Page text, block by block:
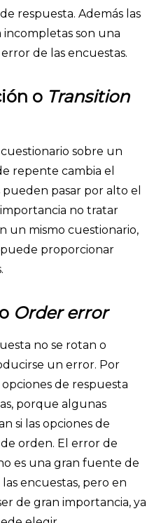
respuesta. Además las
incompletas son una
de las encuestas.
o Transition
sobre un
repente cambia el
pasar por alto el
no tratar
un mismo cuestionario,
proporcionar
Order error
no se rotan o
un error. Por
de respuesta
porque algunas
si las opciones de
orden. El error de
es una gran fuente de
encuestas, pero en
de gran importancia, ya